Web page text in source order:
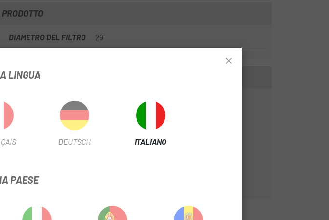
DIAMETRO DEL FILTRO 29"
SUL PRODOTTO
LINGUA
DEUTSCH ITALIANO
PAESE